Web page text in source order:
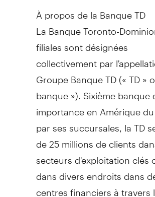
À propos de la Banque TD
La Banque Toronto-
filiales sont désignées
collectivement par
Groupe Banque TD (« TD »
banque »). Sixième banque
importance en Amérique
par ses succursales, la TD
de 25 millions de clients
secteurs d'exploitation clés
dans divers endroits dans
centres financiers à travers